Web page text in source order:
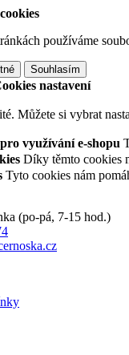
používáme
Souhlasím
nastavení
Můžete si vybrat
využívání e-shopu
Díky těmto cookies
Tyto cookies nám
(po-pá, 7-15 hod.)